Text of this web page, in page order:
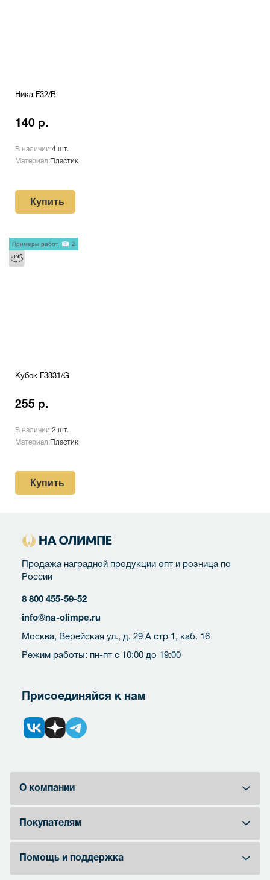
Ника F32/В
140 р.
В наличии:4 шт.
Материал: Пластик
Купить
Кубок F3331/G
255 р.
В наличии:2 шт.
Материал: Пластик
Купить
Примеры работ 2
Продажа наградной продукции опт и розница по
России
8 800 455-59-52
info@na-olimpe.ru
Москва, Верейская ул., д. 29 А стр 1, каб. 16
Режим работы: пн-пт с 10:00 до 19:00
Присоединяйся к нам
О компании
Покупателям
Помощь и поддержка